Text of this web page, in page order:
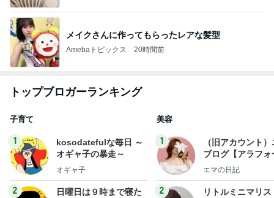
メイクさんに作ってもらったレアな髪型
Amebaトピックス 20時間前
トップブロガーランキング
子育て
1
kosodatefulな毎日 ～
オギャ子の暴走～
オギャ子
2
日曜日は９時まで寝た
美容
1
（旧アカウント
ブログ【アラフォ
社売却セカンドラ
エマの日記
2
リトルミニマリス